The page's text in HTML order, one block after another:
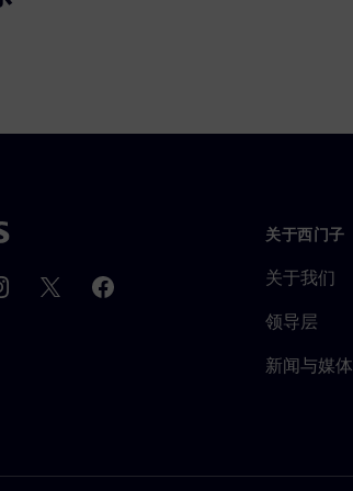
关于西门子
关于我们
领导层
新闻与媒体